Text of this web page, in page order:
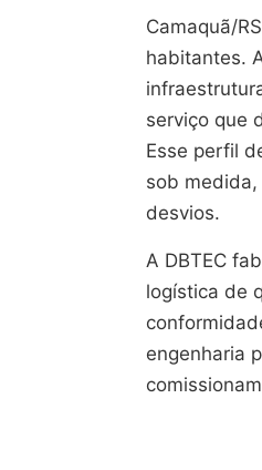
Camaquã/
habitantes.
serviço que
Esse perfil
sob
desvios.
A DBTEC
logística de
engenharia